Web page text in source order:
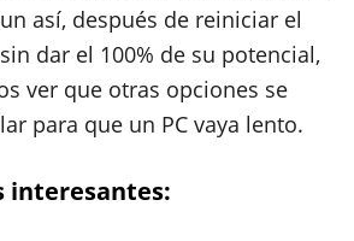
así, después de reiniciar el
dar el 100% de su potencial,
ver que otras opciones se
para que un PC vaya lento.
interesantes: